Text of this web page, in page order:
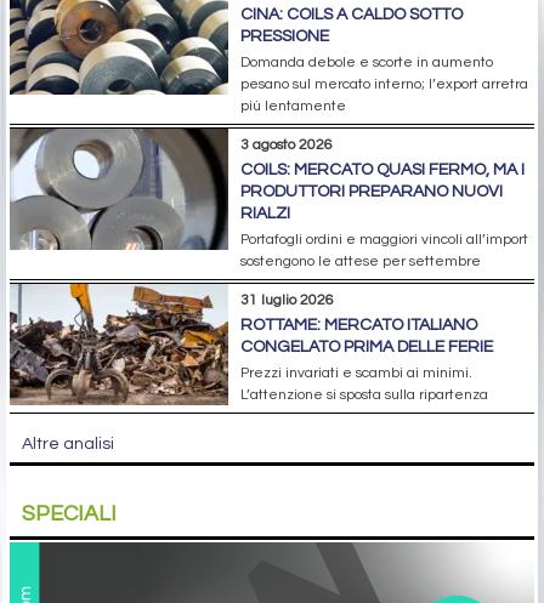
CINA: COILS A CALDO SOTTO
PRESSIONE
Domanda debole e scorte in aumento
pesano sul mercato interno; l’export arretra
più lentamente
3 agosto 2026
COILS: MERCATO QUASI FERMO, MA I
PRODUTTORI PREPARANO NUOVI
RIALZI
Portafogli ordini e maggiori vincoli all’import
sostengono le attese per settembre
31 luglio 2026
ROTTAME: MERCATO ITALIANO
CONGELATO PRIMA DELLE FERIE
Prezzi invariati e scambi ai minimi.
L’attenzione si sposta sulla ripartenza
Altre analisi
SPECIALI